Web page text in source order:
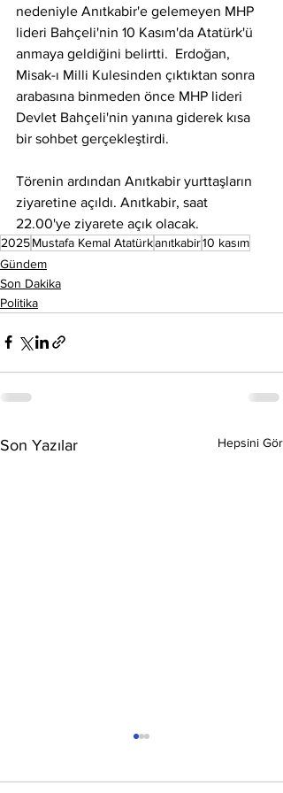
nedeniyle Anıtkabir'e gelemeyen MHP
lideri Bahçeli'nin 10 Kasım'da Atatürk'ü
anmaya geldiğini belirtti.  Erdoğan,
Misak-ı Milli Kulesinden çıktıktan sonra
arabasına binmeden önce MHP lideri
Devlet Bahçeli'nin yanına giderek kısa
bir sohbet gerçekleştirdi.
Törenin ardından Anıtkabir yurttaşların
ziyaretine açıldı. Anıtkabir, saat
22.00'ye ziyarete açık olacak.
2025Mustafa Kemal Atatürkanıtkabir10 kasım
Gündem
Son Dakika
Politika
Son Yazılar Hepsini Gör